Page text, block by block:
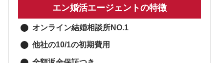
エン婚活エージェントの特徴
オンライン結婚相談所NO.1
他社の10/1の初期費用